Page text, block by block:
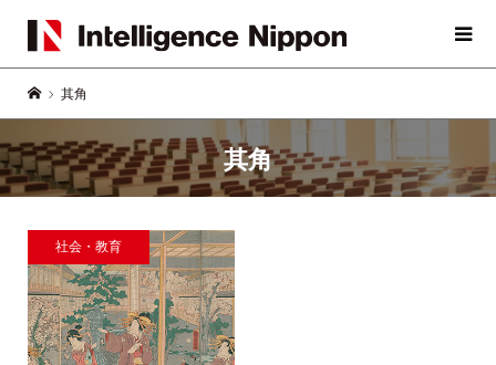
其角
其角
社会・教育